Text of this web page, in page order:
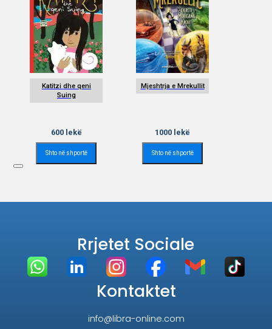
Katitzi dhe qeni
Suing
600lekë
Shto në shportë
Mjeshtrja e Mrekullit
1000 lekë
Shto në shportë
Rrjetet Sociale
Kontaktet
info@libra-online.com